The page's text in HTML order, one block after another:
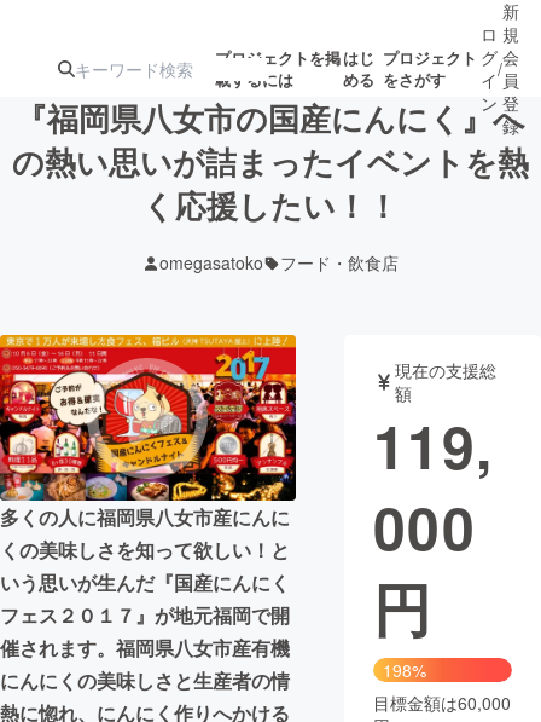
プロジェクトを掲
載するには
はじ
める
プロジェクト
をさがす
注目のリ 注目の新着プロ募集終了が近いプ
テクノロジー・ガジェット
映像・映画 書籍・雑誌
ビジネス・起業 チャレンジ
まちづくり・地域活性化
CAMPFIRE for Social Good
CAMPFIRE Creation
CAMPFIREふるさと納税machi-ya コミュニティ
ロ
グ
イ
ン
/
新
規
会
員
登
録
『福岡県八女市の国産にんにく』へ
の熱い思いが詰まったイベントを熱
く応援したい！！
omegasatoko フード・飲食店
多くの人に福岡県八女市産にんに
くの美味しさを知って欲しい！と
いう思いが生んだ『国産にんにく
フェス２０１７』が地元福岡で開
催されます。福岡県八女市産有機
にんにくの美味しさと生産者の情
熱に惚れ、にんにく作りへかける
現在の支援総
額
119,
000
円
198%
目標金額は60,000